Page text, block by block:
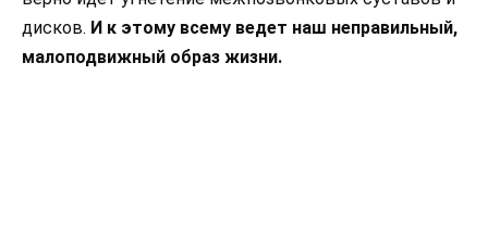
дисков. И к этому всему ведет наш неправильный,
малоподвижный образ жизни.